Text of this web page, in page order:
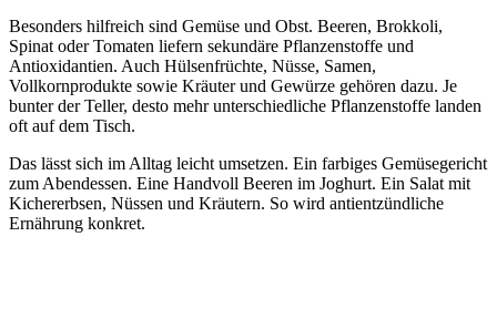
Besonders hilfreich sind Gemüse und Obst. Beeren, Brokkoli,
Spinat oder Tomaten liefern sekundäre Pflanzenstoffe und
Antioxidantien. Auch Hülsenfrüchte, Nüsse, Samen,
Vollkornprodukte sowie Kräuter und Gewürze gehören dazu. Je
bunter der Teller, desto mehr unterschiedliche Pflanzenstoffe landen
oft auf dem Tisch.
Das lässt sich im Alltag leicht umsetzen. Ein farbiges Gemüsegericht
zum Abendessen. Eine Handvoll Beeren im Joghurt. Ein Salat mit
Kichererbsen, Nüssen und Kräutern. So wird antientzündliche
Ernährung konkret.